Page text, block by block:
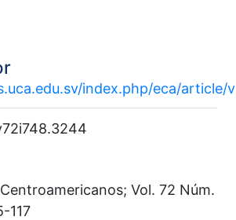
index.php/eca/article/
Vol. 72 Núm.
117